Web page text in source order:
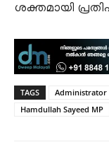
ശക്തമായി
TAGS Administrator
Hamdullah Sayeed MP